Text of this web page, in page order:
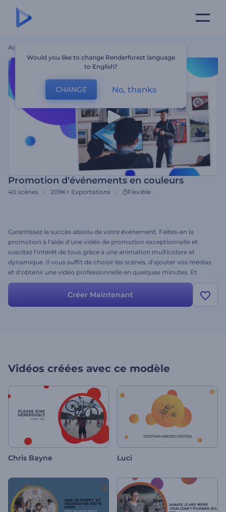
Accueil
Promotion d'événements en couleurs
40 scènes 209K+ Exportations Flexible
Garantissez le succès absolu de votre événement. Faites-en la
promotion à l'aide d'une vidéo de promotion exceptionnelle et
suscitez l'intérêt de tous grâce à une animation multicolore et
dynamique. Il vous suffit de choisir les scènes, d'ajouter vos médias
et d'obtenir une vidéo professionnelle en quelques minutes. Et
n'oubliez surtout pas d'ajouter une de nos pistes de musique de
fond pour un meilleur résultat. Un modèle parfaitement adapté aux
publicités télévisées, messages vidéo, ouvertures de présentations,
Créer Maintenant
Vidéos créées avec ce modèle
Chris Bayne Luci
Would you like to change Renderforest language
to English?
CHANGE No, thanks